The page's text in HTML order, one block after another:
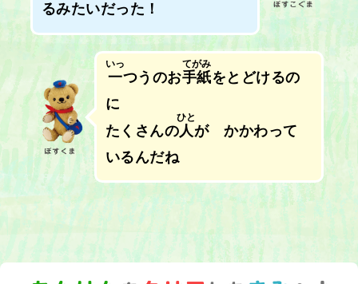
るみたいだった！
一
いっ
つうのお手紙
てがみ
をとどけるの
に
たくさんの人
ひと
が かかわって
いるんだね